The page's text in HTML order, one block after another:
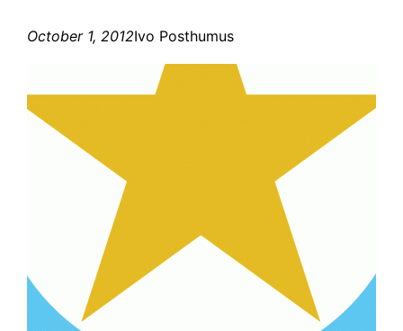
October 1, 2012Ivo Posthumus